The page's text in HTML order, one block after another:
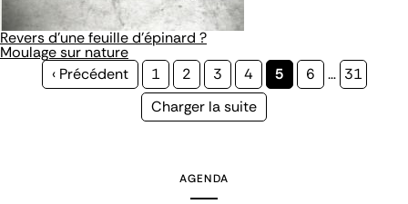
Revers d'une feuille d'épinard ?
Moulage sur nature
Page
‹ Précédent Page
1 Page
2 Page
3 Page
4
Page
5 Page
6 … Page
31
Page
Charger la suite
AGENDA